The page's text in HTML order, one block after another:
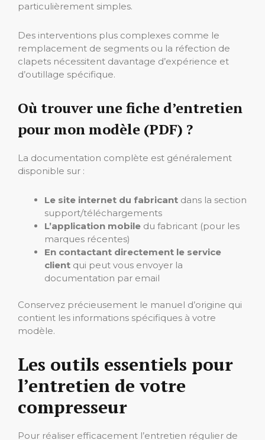
particulièrement simples.
Des interventions plus complexes comme le
remplacement de segments ou la réfection de
clapets nécessitent davantage d’expérience et
d’outillage spécifique.
Où trouver une fiche d’entretien
pour mon modèle (PDF) ?
La documentation complète est généralement
disponible sur :
Le site internet du fabricant dans la section
support/téléchargements
L’application mobile du fabricant (pour les
marques récentes)
En contactant directement le service
client qui peut vous envoyer la
documentation par email
Conservez précieusement le manuel d’origine qui
contient les informations spécifiques à votre
modèle.
Les outils essentiels pour
l’entretien de votre
compresseur
Pour réaliser efficacement l’entretien régulier de